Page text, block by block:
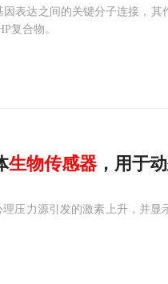
表达之间的关键分子连接，其
复合物。
生物传感器 ，用于
压力源引发的激素上升，并显